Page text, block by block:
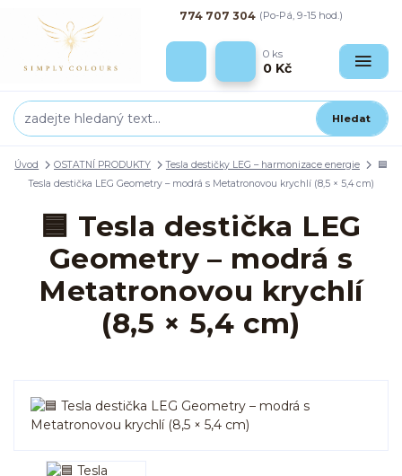
Hledat
774 707 304 (Po-Pá, 9-15 hod.)
0 ks
0 Kč
Úvod OSTATNÍ PRODUKTY Tesla destičky LEG – harmonizace energie
🟦
Tesla destička LEG Geometry – modrá s Metatronovou krychlí (8,5 × 5,4 cm)
🟦 Tesla destička LEG
Geometry – modrá s
Metatronovou krychlí
(8,5 × 5,4 cm)